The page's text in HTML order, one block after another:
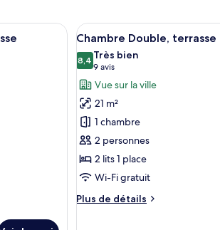
les chambres, bureau, Wi-Fi gratuit, draps fournis
Afficher
toutes
les
photos
pour
ce
type
de
chambre :
Chambre
Double,
17
Chambre Double, terrasse
8,48,4 sur 10
Très bien
9 avis
(9 avis)
Vue sur la ville
21 m²
1 chambre
2 personnes
2 lits 1 place
Wi-Fi gratuit
Plus de détails
Plus